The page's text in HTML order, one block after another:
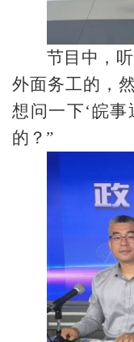
节目中，
外面务工的，
想问一下‘皖
的？”